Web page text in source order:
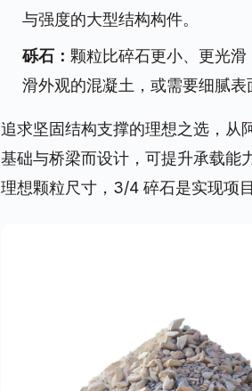
与强度的大型结构构件。
砾石： 颗粒比碎石更小、更光
滑外观的混凝土，或需要细腻表
追求坚固结构支撑的理想之选，从
基础与桥梁而设计，可提升承载能
理想颗粒尺寸，3/4 碎石是实现项